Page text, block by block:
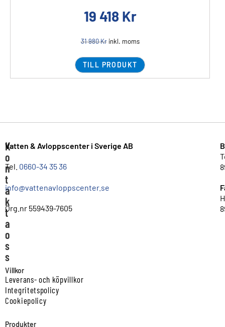
19 418 Kr
31 980Krinkl. moms
TILL PRODUKT
K
o
n
t
a
k
t
a
o
s
s
Vatten & Avloppscenter i Sverige AB
Tel. 0660-34 35 36
info@vattenavloppscenter.se
Org.nr 559439-7605
Villkor
Leverans- och köpvillkor
Integritetspolicy
Cookiepolicy
Produkter